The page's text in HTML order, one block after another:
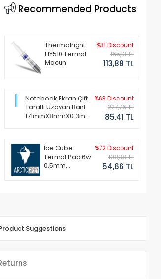
Recommended Products
Thermalright
HY510 Termal
Macun
%31 Discount
165,13 TL
113,88 TL
Notebook Ekran Çift
Taraflı Uzayan Bant
171mmX8mmX0.3mm
%63 Discount
227,76 TL
85,41 TL
Ice Cube
Termal Pad 6w
0.5mm
%72 Discount
198,38 TL
54,66 TL
Suggestions